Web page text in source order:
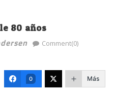
80 años
Comment(0)
0 Más